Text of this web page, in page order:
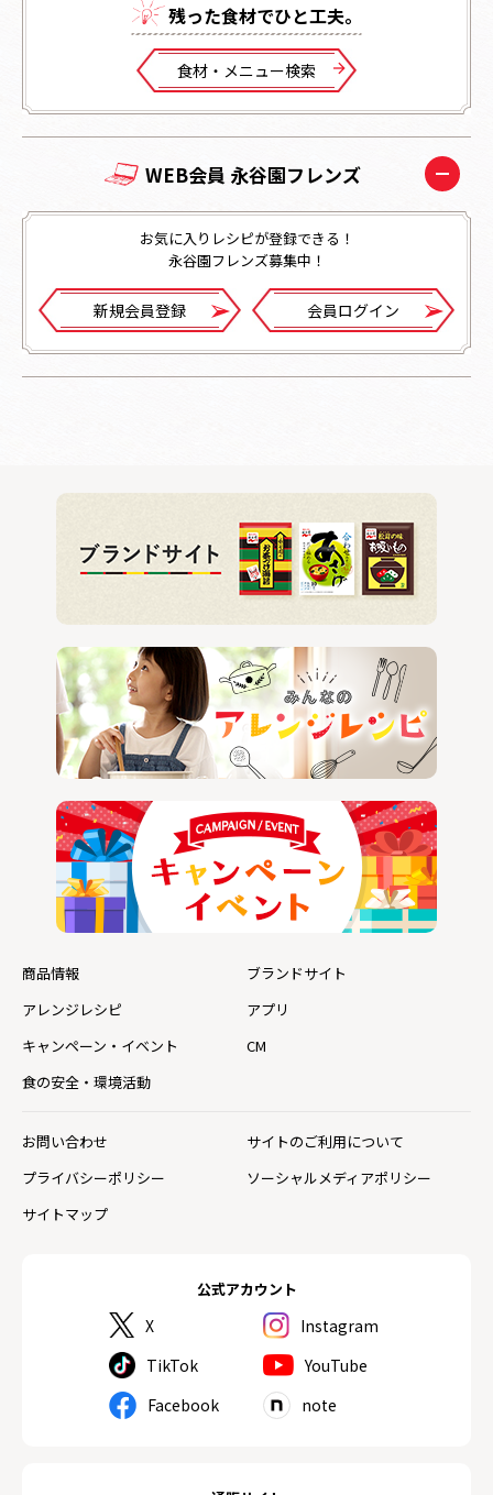
残った⾷材でひと⼯夫。
⾷材・メニュー検索
WEB会員 永谷園フレンズ
お気に入りレシピが登録できる！
永谷園フレンズ募集中！
新規会員登録 会員ログイン
公式アカウント
X
Instagram
TikTok
YouTube
Facebook
note
商品情報
ブランドサイト
アレンジレシピ
アプリ
キャンペーン・イベント
CM
食の安全・環境活動
お問い合わせ
サイトのご利用について
プライバシーポリシー
ソーシャルメディアポリシー
サイトマップ